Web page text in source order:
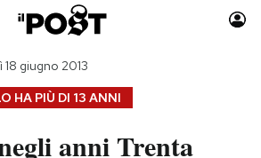
Auto
Moda
HA PIÙ DI 13 ANNI
18 giugno 2013
anni Trenta